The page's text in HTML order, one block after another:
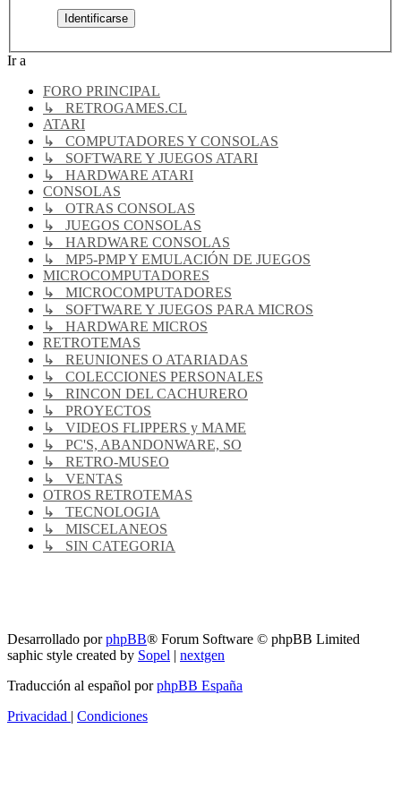
Ir a
FORO PRINCIPAL
↳ RETROGAMES.CL
ATARI
↳ COMPUTADORES Y CONSOLAS
↳ SOFTWARE Y JUEGOS ATARI
↳ HARDWARE ATARI
CONSOLAS
↳ OTRAS CONSOLAS
↳ JUEGOS CONSOLAS
↳ HARDWARE CONSOLAS
↳ MP5-PMP Y EMULACIÓN DE JUEGOS
MICROCOMPUTADORES
↳ MICROCOMPUTADORES
↳ SOFTWARE Y JUEGOS PARA MICROS
↳ HARDWARE MICROS
RETROTEMAS
↳ REUNIONES O ATARIADAS
↳ COLECCIONES PERSONALES
↳ RINCON DEL CACHURERO
↳ PROYECTOS
↳ VIDEOS FLIPPERS y MAME
↳ PC'S, ABANDONWARE, SO
↳ RETRO-MUSEO
↳ VENTAS
OTROS RETROTEMAS
↳ TECNOLOGIA
↳ MISCELANEOS
↳ SIN CATEGORIA
Desarrollado porphpBB® Forum Software © phpBB Limited
saphic style created by Sopel | nextgen
Traducción al español porphpBB España
Privacidad | Condiciones